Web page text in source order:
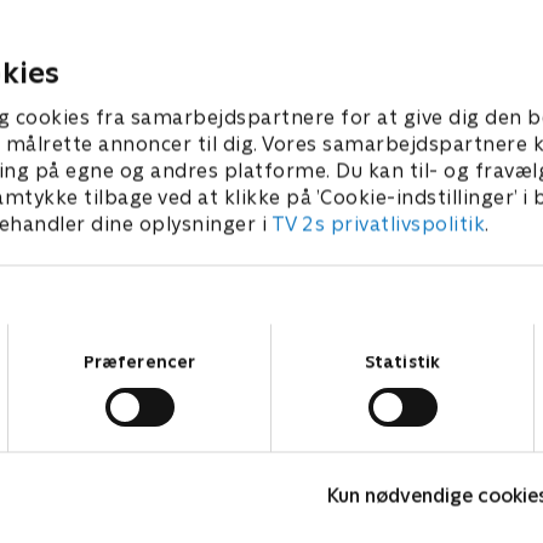
cookies fra samarbejdspartnere for at give dig den
annoncer til dig. Vores samarbejdspartnere
på egne og andres platforme. Du kan til- og
tilbage ved at klikke på ’Cookie-indstillinger’ i
dine oplysninger i TV 2s privatlivspolitik.
Præferencer Statistik
Kun nødvendige
en nem affære. .
2025 • 60 min